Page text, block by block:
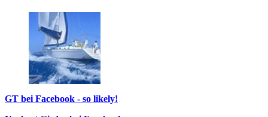
GT bei Facebook - so likely!